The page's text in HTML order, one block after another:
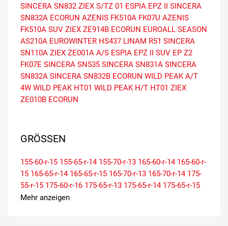
SINCERA SN832 ZIEX S/TZ 01 ESPIA EPZ II SINCERA
SN832A ECORUN AZENIS FK510A FK07U AZENIS
FK510A SUV ZIEX ZE914B ECORUN EUROALL SEASON
AS210A EUROWINTER HS437 LINAM R51 SINCERA
SN110A ZIEX ZE001A A/S ESPIA EPZ II SUV EP Z2
FK07E SINCERA SN535 SINCERA SN831A SINCERA
SN832A SINCERA SN832B ECORUN WILD PEAK A/T
4W WILD PEAK HT01 WILD PEAK H/T HT01 ZIEX
ZE010B ECORUN
GRÖSSEN
155-60-r-15 155-65-r-14 155-70-r-13 165-60-r-14 165-60-r-
15 165-65-r-14 165-65-r-15 165-70-r-13 165-70-r-14 175-
55-r-15 175-60-r-16 175-65-r-13 175-65-r-14 175-65-r-15
175-70-r-13 175-70-r-14
Mehr anzeigen